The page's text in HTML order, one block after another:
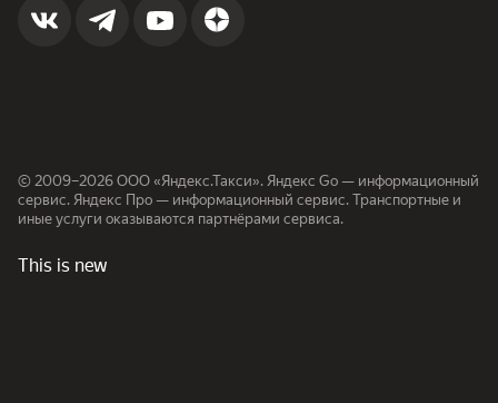
© 2009–2026 ООО «Яндекс.Такси». Яндекс Go — информационный
сервис. Яндекс Про — информационный сервис. Транспортные и
иные услуги оказываются партнёрами сервиса.
This is new